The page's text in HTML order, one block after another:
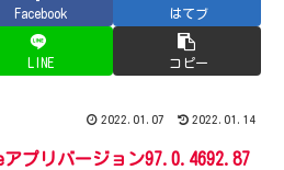
Facebook はてブ
LINE コピー
2022.01.07 2022.01.14
アプリバージョン97.0.4692.87